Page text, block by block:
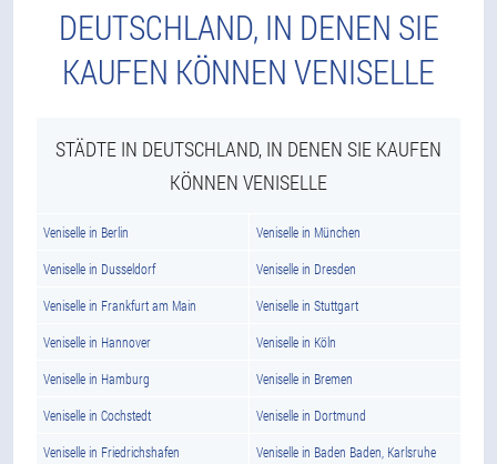
DEUTSCHLAND, IN DENEN SIE
KAUFEN KÖNNEN VENISELLE
STÄDTE IN DEUTSCHLAND, IN DENEN SIE KAUFEN
KÖNNEN VENISELLE
Veniselle in Berlin Veniselle in München
Veniselle in Dusseldorf Veniselle in Dresden
Veniselle in Frankfurt am Main Veniselle in Stuttgart
Veniselle in Hannover Veniselle in Köln
Veniselle in Hamburg Veniselle in Bremen
Veniselle in Cochstedt Veniselle in Dortmund
Veniselle in Friedrichshafen Veniselle in Baden Baden, Karlsruhe